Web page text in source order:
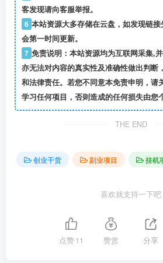
客发现请向客服举报。
6 本站资源大多存储在云盘，如发现链
会第一时间更新。
7 免责说明：本站资源均为互联网采集,
亦无法对内容的真实性及准确性做出判断
和法律责任。若您不同意本免责申明，请
学习任何项目，否则造成的任何损失由您
THE END
创业干货 副业项目 挂机
喜欢就支持一下吧
点赞11 赞赏 分享